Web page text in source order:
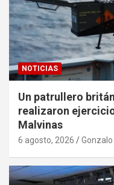
NOTICIAS
Un patrullero
realizaron
Malvinas
6 agosto, 2026